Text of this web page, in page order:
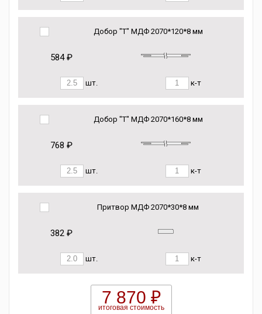
Добор "Т" МДФ 2070*120*8 мм
584 ₽
шт. к-т
Добор "Т" МДФ 2070*160*8 мм
768 ₽
шт. к-т
Притвор МДФ 2070*30*8 мм
382 ₽
шт. к-т
7 870 ₽
итоговая стоимость